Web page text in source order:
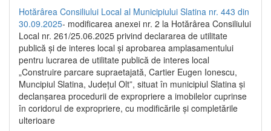
Hotărârea Consiliului Local al Municipiului Slatina nr. 443 din
30.09.2025- modificarea anexei nr. 2 la Hotărârea Consiliului
Local nr. 261/25.06.2025 privind declararea de utilitate
publică şi de interes local şi aprobarea amplasamentului
pentru lucrarea de utilitate publică de interes local
„Construire parcare supraetajată, Cartier Eugen Ionescu,
Muncipiul Slatina, Judeţul Olt”, situat în municipiul Slatina şi
declanşarea procedurii de expropriere a imobilelor cuprinse
în coridorul de expropriere, cu modificările şi completările
ulterioare